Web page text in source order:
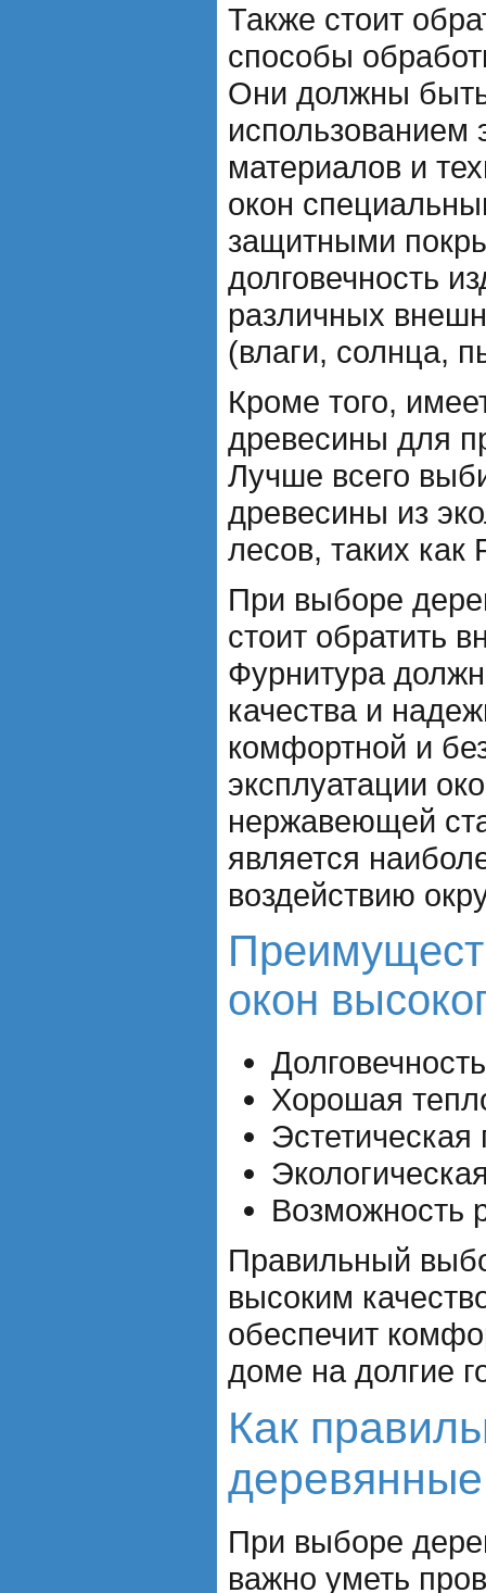
Также стоит
способы
Они должны
использованием
материалов и
окон
защитными
долговечность
различных
(влаги, солнца,
Кроме того,
древесины для
Лучше всего
древесины из
лесов, таких как
При выборе
стоит обратить
Фурнитура
качества и
комфортной и
эксплуатации
нержавеющей
является
воздействию
окон
Хорошая
Эстетическая
Возможность
Правильный
высоким
обеспечит
доме на долгие
Как
При выборе
важно уметь